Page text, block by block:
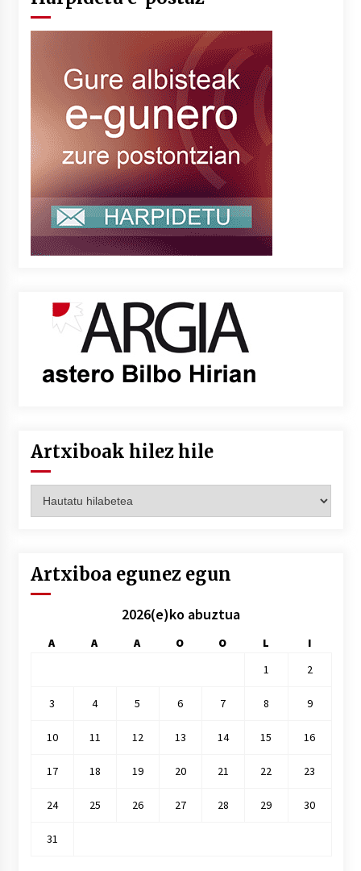
Artxiboak hilez hile
hilez
Artxiboa egunez egun
2026(e)ko abuztua
A A A O O L
I
1
2
3 4 5 6 7 8 9
10 11 12 13 14 15 16
17 18 19 20 21 22 23
24 25 26 27 28 29 30
31